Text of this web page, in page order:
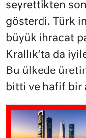
seyrettikten
gösterdi. Türk
büyük ihracat
Krallık’ta da
Bu ülkede
bitti ve hafif bir